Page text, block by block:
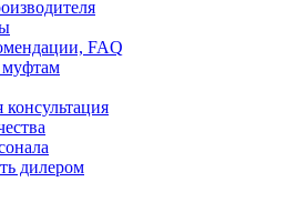
FAQ
консультация
дилером